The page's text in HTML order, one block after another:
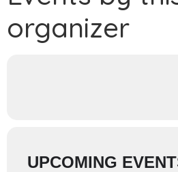
organizer
UPCOMING